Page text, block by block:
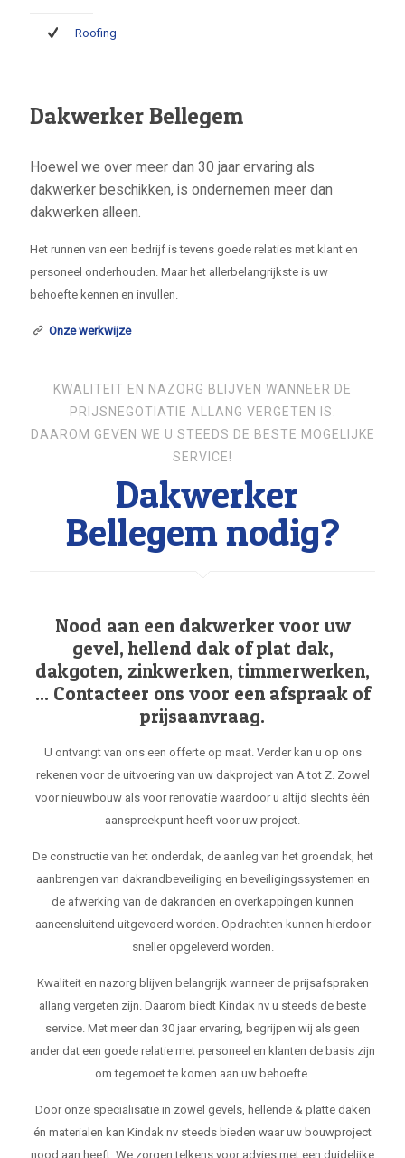
Roofing
Dakwerker Bellegem
Hoewel we over meer dan 30 jaar ervaring als
dakwerker beschikken, is ondernemen meer dan
dakwerken alleen.
Het runnen van een bedrijf is tevens goede relaties met klant en
personeel onderhouden. Maar het allerbelangrijkste is uw
behoefte kennen en invullen.
Onze werkwijze
KWALITEIT EN NAZORG BLIJVEN WANNEER DE
PRIJSNEGOTIATIE ALLANG VERGETEN IS.
DAAROM GEVEN WE U STEEDS DE BESTE MOGELIJKE
SERVICE!
Dakwerker
Bellegem nodig?
Nood aan een dakwerker voor uw
gevel, hellend dak of plat dak,
dakgoten, zinkwerken, timmerwerken,
... Contacteer ons voor een afspraak of
prijsaanvraag.
U ontvangt van ons een offerte op maat. Verder kan u op ons
rekenen voor de uitvoering van uw dakproject van A tot Z. Zowel
voor nieuwbouw als voor renovatie waardoor u altijd slechts één
aanspreekpunt heeft voor uw project.
De constructie van het onderdak, de aanleg van het groendak, het
aanbrengen van dakrandbeveiliging en beveiligingssystemen en
de afwerking van de dakranden en overkappingen kunnen
aaneensluitend uitgevoerd worden. Opdrachten kunnen hierdoor
sneller opgeleverd worden.
Kwaliteit en nazorg blijven belangrijk wanneer de prijsafspraken
allang vergeten zijn. Daarom biedt Kindak nv u steeds de beste
service. Met meer dan 30 jaar ervaring, begrijpen wij als geen
ander dat een goede relatie met personeel en klanten de basis zijn
om tegemoet te komen aan uw behoefte.
Door onze specialisatie in zowel gevels, hellende & platte daken
én materialen kan Kindak nv steeds bieden waar uw bouwproject
nood aan heeft. We zorgen telkens voor advies met een duidelijke